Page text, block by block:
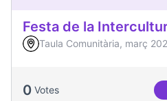
Festa de la
Taula Comunitària, març
0 Votes